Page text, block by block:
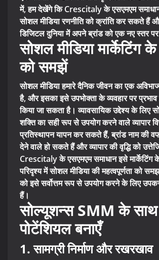
में, हम देखेंगे कि Crescitaly के एसएमएम
सोशल मीडिया रणनीति को क्रांति कर सकते
डिजिटल दुनिया में अपने ब्रांड को एक नए स्तर
सोशल मीडिया मार्केटिंग
को समझें
सोशल मीडिया हमारे दैनिक जीवन का एक
है, और इसका इसे उपभोक्ता के व्यवहार पर
किया जा सकता है। व्यावसायिक उद्देश्य के लिए
शक्ति का सही रूप से उपयोग करने वाले व्यापार
प्रतिस्थापन यापन कर सकते हैं, ब्रांड नाम की
देने वाले हो सकते हैं और व्यापार की वृद्धि को
Crescitaly के एसएमएम समाधान इसे
परिदृश्य में सोशल मीडिया की महत्वपूर्णता को
को इसे सर्वोत्तम रूप से उपयोग करने के लिए
हैं।
सोल्यूशन्स SMM के साथ
पोटेंशियल बनाएँ
1. सामग्री निर्माण और रखरखाव